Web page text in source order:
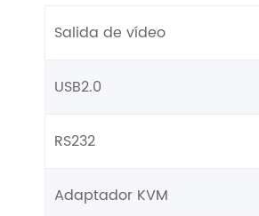
Salida de vídeo
USB2.0
RS232
Adaptador KVM